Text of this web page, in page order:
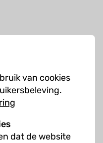
van cookies
dat de website